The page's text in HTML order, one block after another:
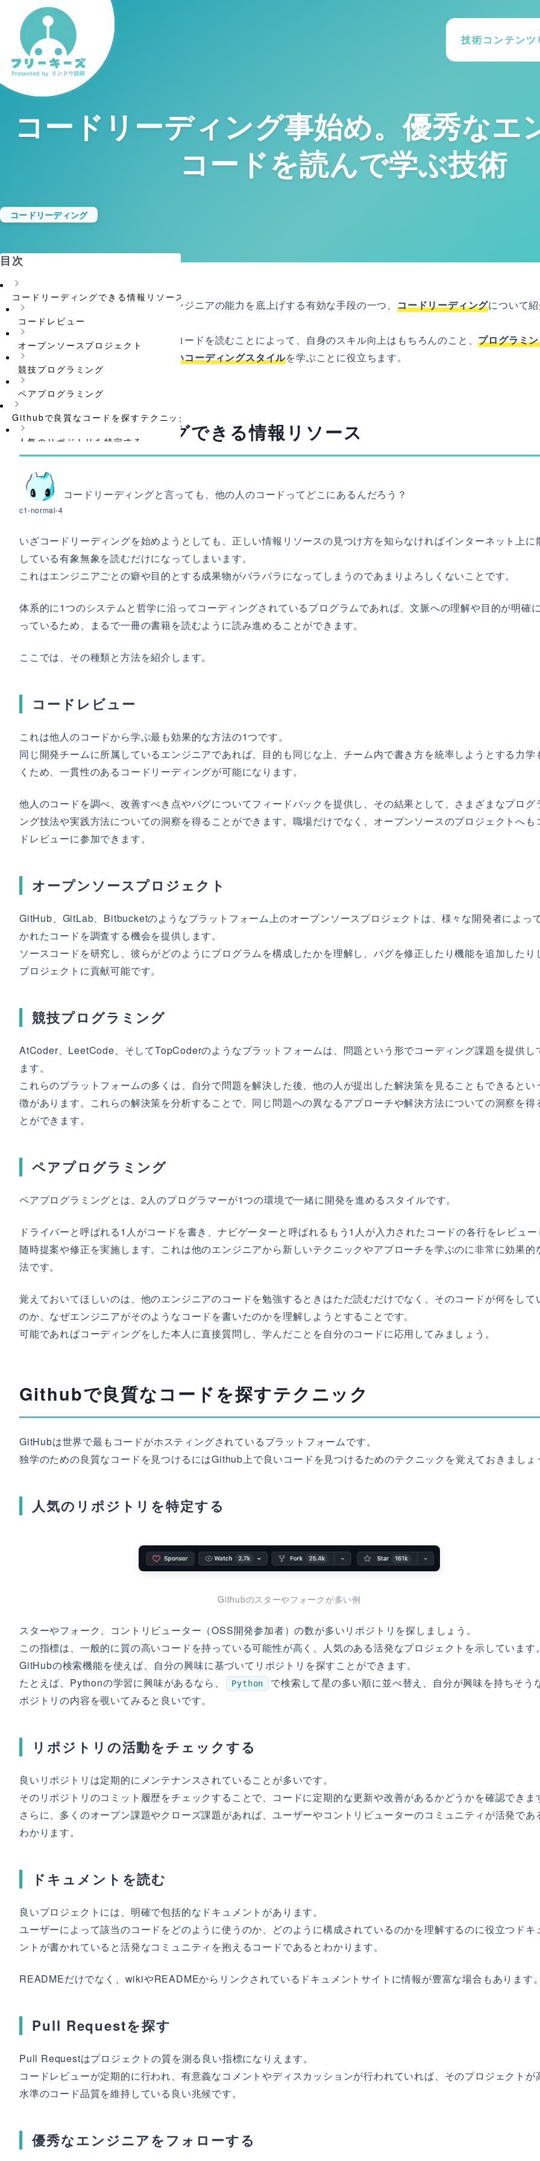
技術コンテンツ
コードリーディング事始め。優秀なエ
コードを読んで学ぶ技術
コードリーディング
c1-normal-4
このコンテンツでは、エンジニアの能力を底上げする有効な手段の一つ、コードリーディングについて
ます。
他のエンジニアが書いたコードを読むことによって、自身のスキル向上はもちろんのこと、プログラミ
対して新しい視点と新しいコーディングスタイルを学ぶことに役立ちます。
コードリーディングできる情報リソース
c1-normal-4
コードリーディングと言っても、他の人のコードってどこにあるんだろう？
いざコードリーディングを始めようとしても、正しい情報リソースの見つけ方を知らなければインターネット上に
している有象無象を読むだけになってしまいます。
これはエンジニアごとの癖や目的とする成果物がバラバラになってしまうのであまりよろしくないことです。
体系的に1つのシステムと哲学に沿ってコーディングされているプログラムであれば、文脈への理解や目的が明確
っているため、まるで一冊の書籍を読むように読み進めることができます。
ここでは、その種類と方法を紹介します。
コードレビュー
これは他人のコードから学ぶ最も効果的な方法の1つです。
同じ開発チームに所属しているエンジニアであれば、目的も同じな上、チーム内で書き方を統率しようとする力学
くため、一貫性のあるコードリーディングが可能になります。
他人のコードを調べ、改善すべき点やバグについてフィードバックを提供し、その結果として、さまざまなプログ
ング技法や実践方法についての洞察を得ることができます。職場だけでなく、オープンソースのプロジェクトへも
ドレビューに参加できます。
オープンソースプロジェクト
GitHub、GitLab、Bitbucketのようなプラットフォーム上のオープンソースプロジェクトは、様々な開発者によっ
かれたコードを調査する機会を提供します。
ソースコードを研究し、彼らがどのようにプログラムを構成したかを理解し、バグを修正したり機能を追加したり
プロジェクトに貢献可能です。
競技プログラミング
AtCoder、LeetCode、そしてTopCoderのようなプラットフォームは、問題という形でコーディング課題を提供し
ます。
これらのプラットフォームの多くは、自分で問題を解決した後、他の人が提出した解決策を見ることもできるとい
徴があります。これらの解決策を分析することで、同じ問題への異なるアプローチや解決方法についての洞察を得
とができます。
ペアプログラミング
ペアプログラミングとは、2人のプログラマーが1つの環境で一緒に開発を進めるスタイルです。
ドライバーと呼ばれる1人がコードを書き、ナビゲーターと呼ばれるもう1人が入力されたコードの各行をレビュ
随時提案や修正を実施します。これは他のエンジニアから新しいテクニックやアプローチを学ぶのに非常に効果的
法です。
覚えておいてほしいのは、他のエンジニアのコードを勉強するときはただ読むだけでなく、そのコードが何をして
のか、なぜエンジニアがそのようなコードを書いたのかを理解しようとすることです。
可能であればコーディングをした本人に直接質問し、学んだことを自分のコードに応用してみましょう。
Githubで良質なコードを探すテクニック
GitHubは世界で最もコードがホスティングされているプラットフォームです。
独学のための良質なコードを見つけるにはGithub上で良いコードを見つけるためのテクニックを覚えておきましょ
人気のリポジトリを特定する
Githubのスターやフォークが多い例
スターやフォーク、コントリビューター（OSS開発参加者）の数が多いリポジトリを探しましょう。
この指標は、一般的に質の高いコードを持っている可能性が高く、人気のある活発なプロジェクトを示しています
GitHubの検索機能を使えば、自分の興味に基づいてリポジトリを探すことができます。
たとえば、Pythonの学習に興味があるなら、
Python
で検索して星の多い順に並べ替え、自分が興味を持ちそう
ポジトリの内容を覗いてみると良いです。
リポジトリの活動をチェックする
良いリポジトリは定期的にメンテナンスされていることが多いです。
そのリポジトリのコミット履歴をチェックすることで、コードに定期的な更新や改善があるかどうかを確認できま
さらに、多くのオープン課題やクローズ課題があれば、ユーザーやコントリビューターのコミュニティが活発であ
わかります。
ドキュメントを読む
良いプロジェクトには、明確で包括的なドキュメントがあります。
ユーザーによって該当のコードをどのように使うのか、どのように構成されているのかを理解するのに役立つドキ
ントが書かれていると活発なコミュニティを抱えるコードであるとわかります。
READMEだけでなく、wikiやREADMEからリンクされているドキュメントサイトに情報が豊富な場合もあります
Pull Requestを探す
Pull Requestはプロジェクトの質を測る良い指標になりえます。
コードレビューが定期的に行われ、有意義なコメントやディスカッションが行われていれば、そのプロジェクトが
水準のコード品質を維持している良い兆候です。
優秀なエンジニアをフォローする
目次
コードリーディングできる情報リソース
コードレビュー
オープンソースプロジェクト
競技プログラミング
ペアプログラミング
Githubで良質なコードを探すテクニック
人気のリポジトリを特定する
ドキュメントを読む
Pull Requestを探す
優秀なエンジニアをフォローする
Awesome Listsを使おう
コピペプログラマーという呪縛